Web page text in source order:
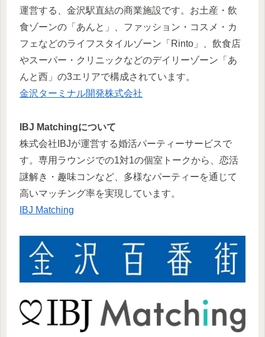
運営する、金沢駅直結の商業施設です。お土産・飲
食ゾーンの「あんと」、ファッション・コスメ・カ
フェなどのライフスタイルゾーン「Rinto」、飲食店
やスーパー・クリニックなどのデイリーゾーン「あ
んと西」の3エリアで構成されています。
金沢ターミナル開発株式会社
IBJ Matchingについて
株式会社IBJが運営する婚活パーティーサービスで
す。専用ラウンジでの1対1の個室トークから、恋活
謎解き・趣味コンなど、多様なパーティーを通じて
高いマッチング率を実現しています。
IBJ Matching